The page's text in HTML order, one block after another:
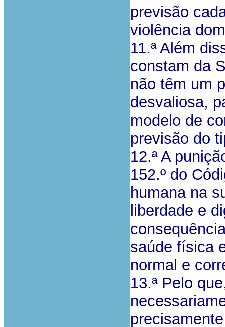
previsão
violência
11.ª Além
constam da
não têm um
desvaliosa,
modelo de
previsão do
12.ª A
152.º do
humana na
liberdade e
saúde física
normal e
13.ª Pelo